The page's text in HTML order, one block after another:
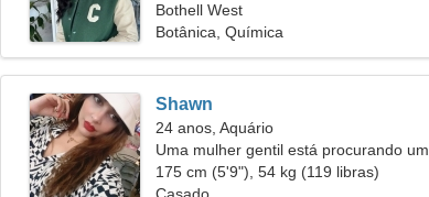
Bothell West
Botânica, Química
Shawn
24 anos, Aquário
Uma mulher gentil está procurando um
relacionamento
175 cm (5'9"), 54 kg (119 libras)